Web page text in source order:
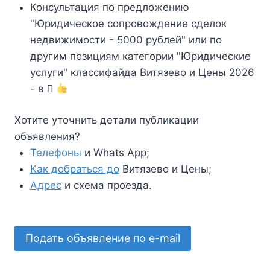
Консультация по предложению
"Юридическое сопровождение сделок
недвижимости - 5000 рублей" или по
другим позициям категории "Юридические
услуги" классифайда Витязево и Цены 2026
- в
Хотите уточнить детали публикации
объявления?
Телефоны и Whats App;
Как добраться доВитязево и Цены;
Адреси схема проезда.
Подать объявление по e-mail